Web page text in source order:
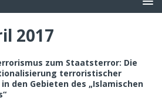
2017
zum Staatsterror: Die
terroristischer
den Gebieten des „Islamischen